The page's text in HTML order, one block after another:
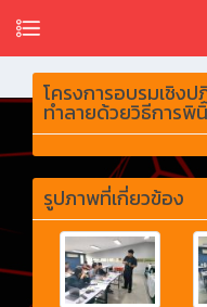
โครงการอบรมเชิง
ทำลายด้วยวิธีการพิ
รูปภาพที่เกี่ยวข้อง